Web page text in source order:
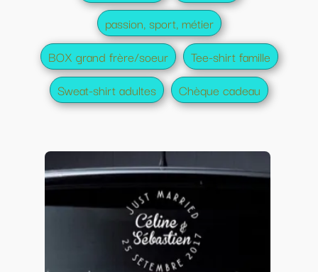
passion, sport, métier
BOX grand frère/soeur
Tee-shirt famille
Sweat-shirt adultes
Chèque cadeau